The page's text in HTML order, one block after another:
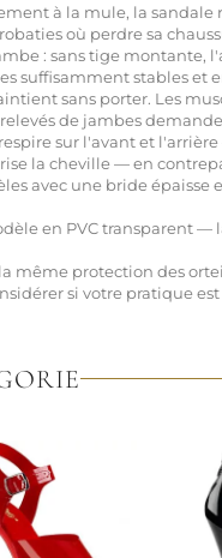
à la mule, la sandale
où perdre sa
: sans tige montante,
suffisamment stables et
sans porter. Les
de jambes
sur l'avant et
la cheville — en
avec une bride
en PVC transparent
même protection des
si votre pratique